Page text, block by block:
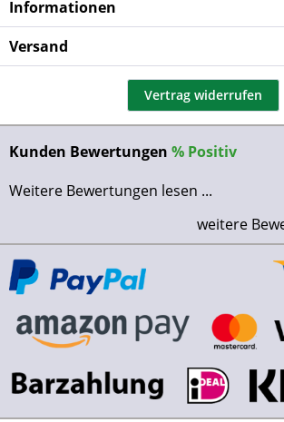
Informationen
Versand
Vertrag widerrufen
Kunden Bewertungen % Positiv
Weitere Bewertungen lesen ...
weitere